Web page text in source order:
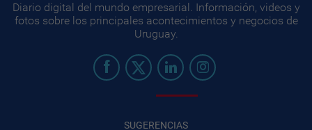
Diario digital del mundo empresarial. Información, videos y
fotos sobre los principales acontecimientos y negocios de
Uruguay.
SUGERENCIAS